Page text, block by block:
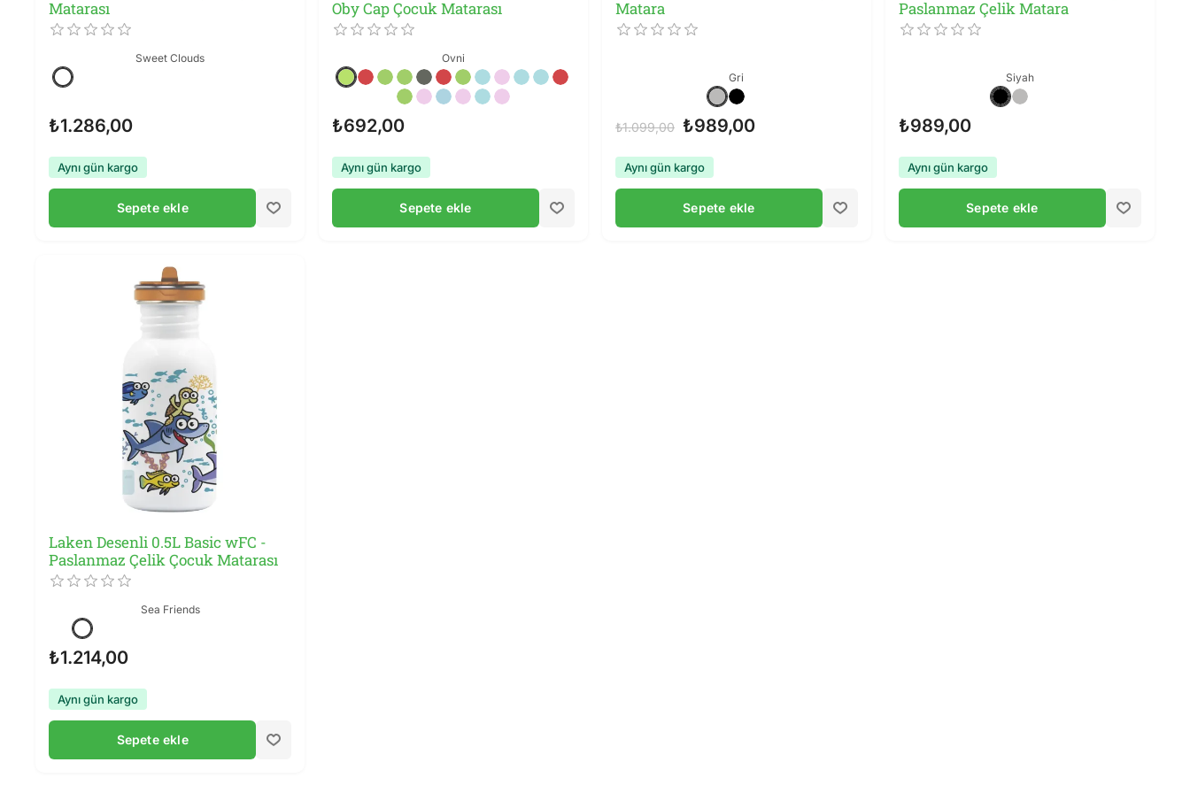
Matarası
Sweet Clouds
₺1.286,00
Aynı gün kargo
Sepete ekle
Oby Cap Çocuk Matarası
Ovni
₺692,00
Aynı gün kargo
Sepete ekle
Matara
Gri
₺1.099,00 ₺989,00
Aynı gün kargo
Sepete ekle
Paslanmaz Çelik Matara
Siyah
₺989,00
Aynı gün kargo
Sepete ekle
Laken Desenli 0.5L Basic wFC -
Paslanmaz Çelik Çocuk Matarası
Sea Friends
₺1.214,00
Aynı gün kargo
Sepete ekle